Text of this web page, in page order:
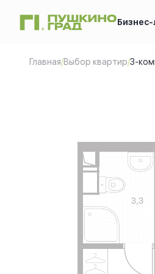
Бизнес-
Главная/Выбор квартир/3-
3-